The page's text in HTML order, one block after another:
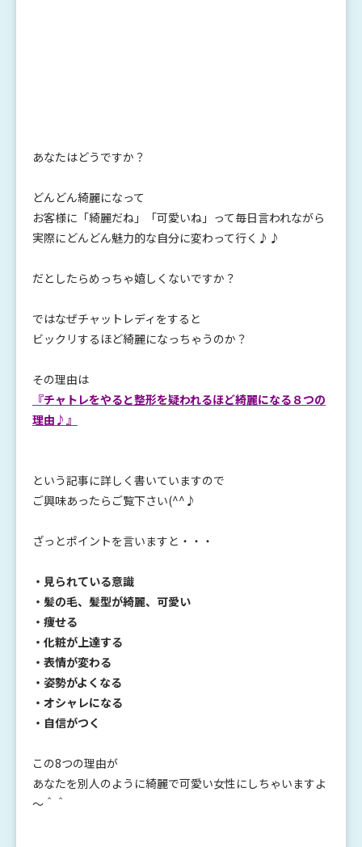
あなたはどうですか？
どんどん綺麗になって
お客様に「綺麗だね」「可愛いね」って毎日言われながら
実際にどんどん魅力的な自分に変わって行く♪♪
だとしたらめっちゃ嬉しくないですか？
ではなぜチャットレディをすると
ビックリするほど綺麗になっちゃうのか？
その理由は
『チャトレをやると整形を疑われるほど綺麗になる８つの
理由♪』
という記事に詳しく書いていますので
ご興味あったらご覧下さい(^^♪
ざっとポイントを言いますと・・・
・見られている意識
・髪の毛、髪型が綺麗、可愛い
・痩せる
・化粧が上達する
・表情が変わる
・姿勢がよくなる
・オシャレになる
・自信がつく
この8つの理由が
あなたを別人のように綺麗で可愛い女性にしちゃいますよ
～＾＾